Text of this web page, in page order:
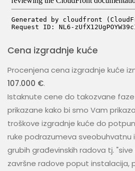
Cena izgradnje kuće
Procenjena cena izgradnje kuće
107.000 €.
Istaknute cene do takozvane faze
prikazane kako bi smo Vam
troškove izgradnje kuće do
ruke podrazumeva sveobuhvatnu
grubih građevinskih radova tj.
završne radove poput instalacija,